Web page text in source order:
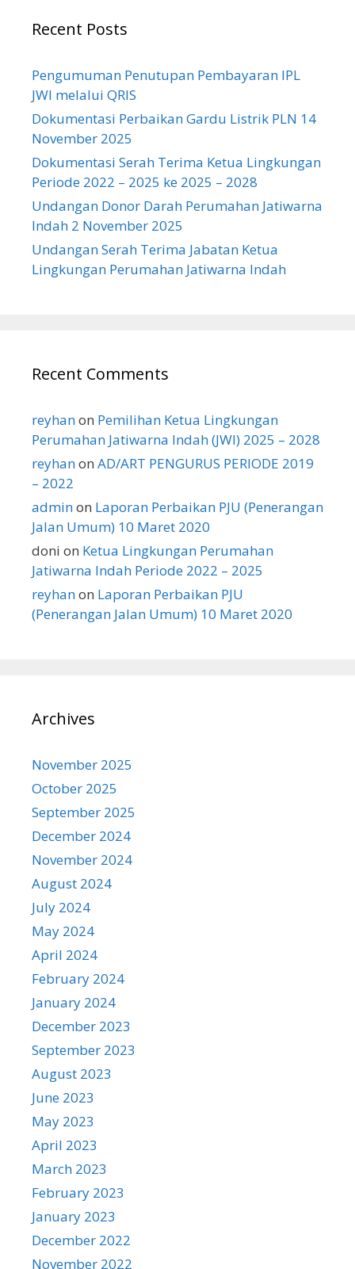
Recent Posts
Pengumuman Penutupan Pembayaran IPL
JWI melalui QRIS
Dokumentasi Perbaikan Gardu Listrik PLN 14
November 2025
Dokumentasi Serah Terima Ketua Lingkungan
Periode 2022 – 2025 ke 2025 – 2028
Undangan Donor Darah Perumahan Jatiwarna
Indah 2 November 2025
Undangan Serah Terima Jabatan Ketua
Lingkungan Perumahan Jatiwarna Indah
Recent Comments
reyhanon Pemilihan Ketua Lingkungan
Perumahan Jatiwarna Indah (JWI) 2025 – 2028
reyhanon AD/ART PENGURUS PERIODE 2019
– 2022
adminon Laporan Perbaikan PJU (Penerangan
Jalan Umum) 10 Maret 2020
doni on Ketua Lingkungan Perumahan
Jatiwarna Indah Periode 2022 – 2025
reyhanon Laporan Perbaikan PJU
(Penerangan Jalan Umum) 10 Maret 2020
Archives
November 2025
October 2025
September 2025
December 2024
November 2024
August 2024
July 2024
May 2024
April 2024
February 2024
January 2024
December 2023
September 2023
August 2023
June 2023
May 2023
April 2023
March 2023
February 2023
January 2023
December 2022
November 2022